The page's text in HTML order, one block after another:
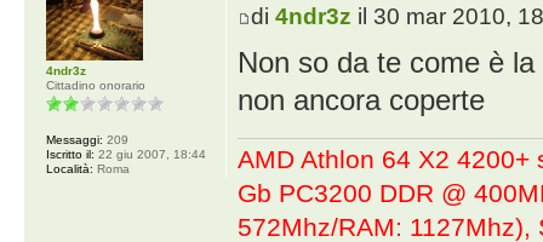
di 4ndr3z il 30 mar 2010,
Non so da te come è
non ancora coperte
AMD Athlon 64 X2 4200+
Gb PC3200 DDR @
572Mhz/RAM: 1127Mhz),
4ndr3z
Cittadino onorario
Messaggi: 209
Iscritto il: 22 giu 2007, 18:44
Località: Roma